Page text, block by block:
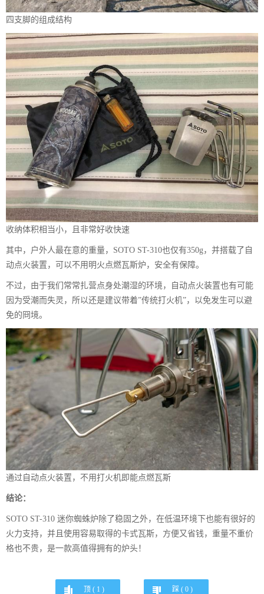
四支脚的组成结构
收纳体积相当小，且非常好收快速
其中，户外人最在意的重量，SOTO ST-310也仅有350g，并搭载了自
动点火装置，可以不用明火点燃瓦斯炉，安全有保障。
不过，由于我们常常扎营点身处潮湿的环境，自动点火装置也有可能
因为受潮而失灵，所以还是建议带着”传统打火机”，以免发生可以避
免的冏境。
通过自动点火装置，不用打火机即能点燃瓦斯
结论：
SOTO ST-310 迷你蜘蛛炉除了稳固之外，在低温环境下也能有很好的
火力支持，并且使用容易取得的卡式瓦斯，方便又省钱，重量不重价
格也不贵，是一款高值得拥有的炉头！
顶 ( 1 ) 踩 ( 0)